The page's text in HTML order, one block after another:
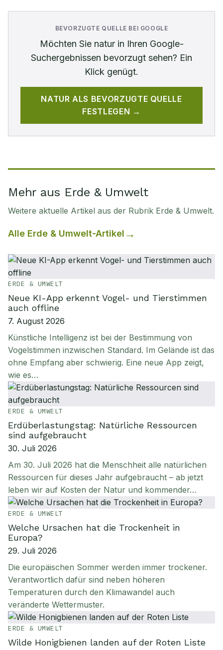
BEVORZUGTE QUELLE BEI GOOGLE
Möchten Sie naturin Ihren Google-
Suchergebnissen bevorzugt sehen? Ein
Klick genügt.
NATUR ALS BEVORZUGTE QUELLE
FESTLEGEN →
Mehr aus Erde & Umwelt
Weitere aktuelle Artikel aus der Rubrik Erde & Umwelt.
Alle Erde & Umwelt-Artikel
ERDE & UMWELT
Neue KI-App erkennt Vogel- und Tierstimmen
auch offline
7. August 2026
Künstliche Intelligenz ist bei der Bestimmung von
Vogelstimmen inzwischen Standard. Im Gelände ist das
ohne Empfang aber schwierig. Eine neue App zeigt,
wie es…
ERDE & UMWELT
Erdüberlastungstag: Natürliche Ressourcen
sind aufgebraucht
30. Juli 2026
Am 30. Juli 2026 hat die Menschheit alle natürlichen
Ressourcen für dieses Jahr aufgebraucht – ab jetzt
leben wir auf Kosten der Natur und kommender…
ERDE & UMWELT
Welche Ursachen hat die Trockenheit in
Europa?
29. Juli 2026
Die europäischen Sommer werden immer trockener.
Verantwortlich dafür sind neben höheren
Temperaturen durch den Klimawandel auch
veränderte Wettermuster.
ERDE & UMWELT
Wilde Honigbienen landen auf der Roten Liste